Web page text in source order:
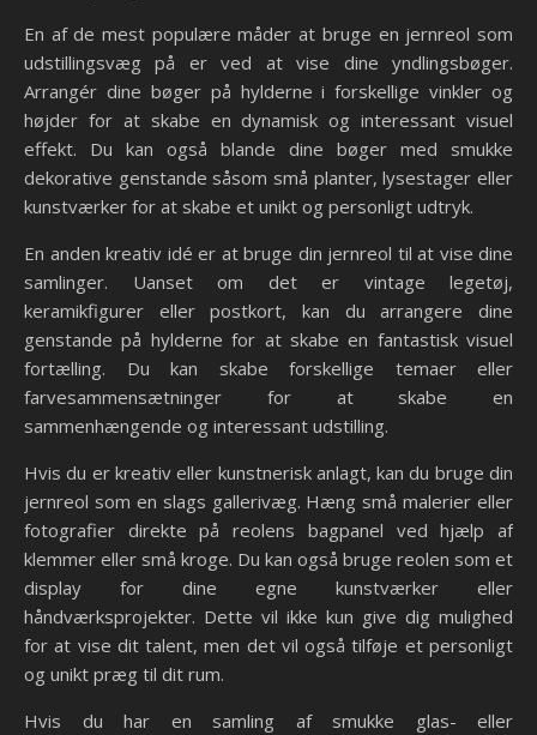
En af de mest populære måder at bruge en jernreol som
udstillingsvæg på er ved at vise dine yndlingsbøger.
Arrangér dine bøger på hylderne i forskellige vinkler og
højder for at skabe en dynamisk og interessant visuel
effekt. Du kan også blande dine bøger med smukke
dekorative genstande såsom små planter, lysestager eller
kunstværker for at skabe et unikt og personligt udtryk.
En anden kreativ idé er at bruge din jernreol til at vise dine
samlinger. Uanset om det er vintage legetøj,
keramikfigurer eller postkort, kan du arrangere dine
genstande på hylderne for at skabe en fantastisk visuel
fortælling. Du kan skabe forskellige temaer eller
farvesammensætninger for at skabe en
sammenhængende og interessant udstilling.
Hvis du er kreativ eller kunstnerisk anlagt, kan du bruge din
jernreol som en slags gallerivæg. Hæng små malerier eller
fotografier direkte på reolens bagpanel ved hjælp af
klemmer eller små kroge. Du kan også bruge reolen som et
display for dine egne kunstværker eller
håndværksprojekter. Dette vil ikke kun give dig mulighed
for at vise dit talent, men det vil også tilføje et personligt
og unikt præg til dit rum.
Hvis du har en samling af smukke glas- eller